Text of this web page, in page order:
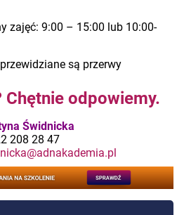
zajęć: 9:00 – 15:00 lub 10:00-
są przerwy
Chętnie odpowiemy.
Świdnicka
208 28 47